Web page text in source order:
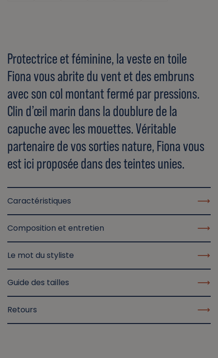
Protectrice et féminine, la veste en toile
Fiona vous abrite du vent et des embruns
avec son col montant fermé par pressions.
Clin d’œil marin dans la doublure de la
capuche avec les mouettes. Véritable
partenaire de vos sorties nature, Fiona vous
est ici proposée dans des teintes unies.
Caractéristiques
Composition et entretien
Le mot du styliste
Guide des tailles
Retours